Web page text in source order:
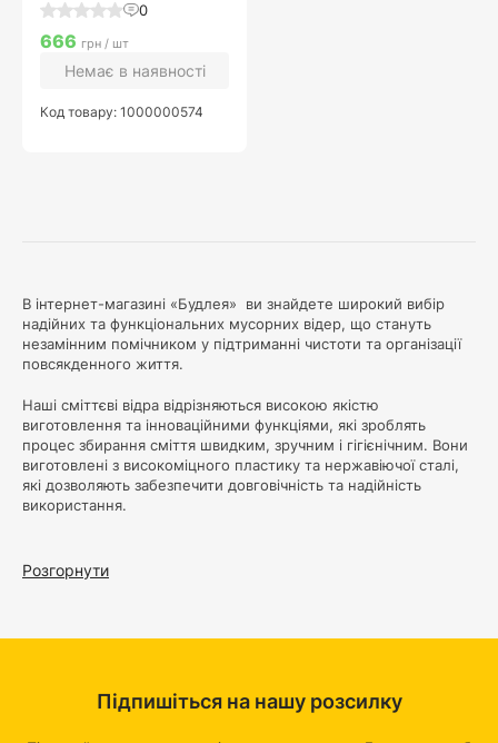
В інтернет-магазині «Будлея» ви знайдете широкий вибір
надійних та функціональних мусорних відер, що стануть
незамінним помічником у підтриманні чистоти та організації
повсякденного життя.
Наші сміттєві відра відрізняються високою якістю
виготовлення та інноваційними функціями, які зроблять
процес збирання сміття швидким, зручним і гігієнічним. Вони
виготовлені з високоміцного пластику та нержавіючої сталі,
які дозволяють забезпечити довговічність та надійність
використання.
Розгорнути
0
666 грн / шт
Немає в наявності
Код товару: 1000000574
Підпишіться на нашу розсилку